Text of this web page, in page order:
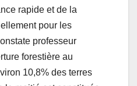
rapide et de la
pour les
professeur
forestière au
10,8% des terres